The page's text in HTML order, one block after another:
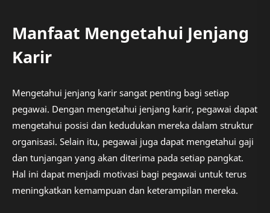
Manfaat Mengetahui Jenjang
Karir
Mengetahui jenjang karir sangat penting bagi setiap
pegawai. Dengan mengetahui jenjang karir, pegawai dapat
mengetahui posisi dan kedudukan mereka dalam struktur
organisasi. Selain itu, pegawai juga dapat mengetahui gaji
dan tunjangan yang akan diterima pada setiap pangkat.
Hal ini dapat menjadi motivasi bagi pegawai untuk terus
meningkatkan kemampuan dan keterampilan mereka.